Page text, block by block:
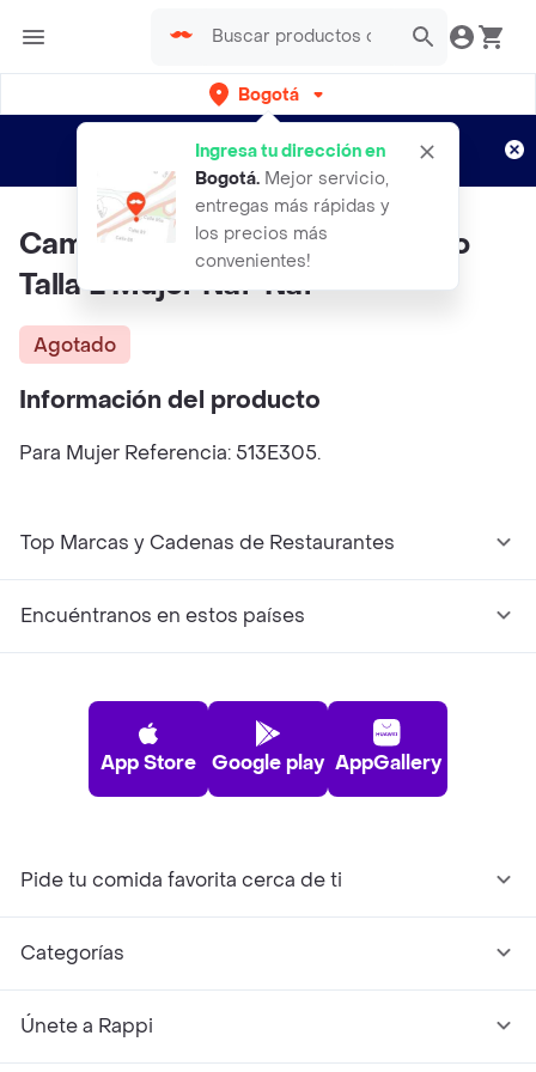
Bogotá
Ingresa tu dirección en
Bogotá. Mejor servicio,
entregas más rápidas y
los precios más
convenientes!
envíos gratis por semanas
Aplican TyC
Camisa Fiu Cafe Marron Oscuro
Talla L Mujer Naf-Naf
Agotado
Información del producto
Para Mujer Referencia: 513E305.
Top Marcas y Cadenas de Restaurantes
Encuéntranos en estos países
App Store Google play AppGallery
Pide tu comida favorita cerca de ti
Categorías
Únete a Rappi